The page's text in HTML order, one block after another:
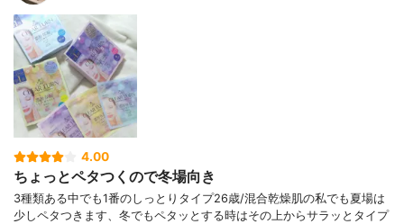
4.00
ちょっとペタつくので冬場向き
3種類ある中でも1番のしっとりタイプ26歳/混合乾燥肌の私でも夏場は
少しペタつきます、冬でもペタッとする時はその上からサラッとタイプ